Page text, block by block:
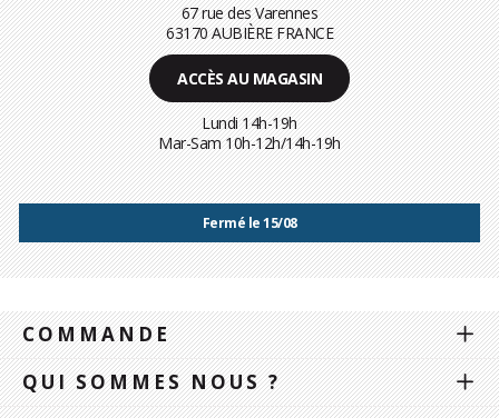
67 rue des Varennes
63170 AUBIÈRE FRANCE
ACCÈS AU MAGASIN
Lundi 14h-19h
Mar-Sam 10h-12h/14h-19h
Fermé le 15/08
COMMANDE
QUI SOMMES NOUS ?